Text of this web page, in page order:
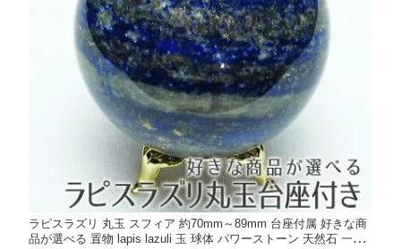
ラピスラズリ 丸玉 スフィア 約70mm～89mm 台座付属 好きな商
品が選べる 置物 lapis lazuli 玉 球体 パワーストーン 天然石 一点